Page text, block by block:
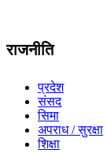
राजनीति
प्रदेश
संसद
सिमा
अपराध / सुरक्षा
शिक्षा